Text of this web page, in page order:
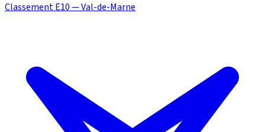
Classement E10 — Val-de-Marne